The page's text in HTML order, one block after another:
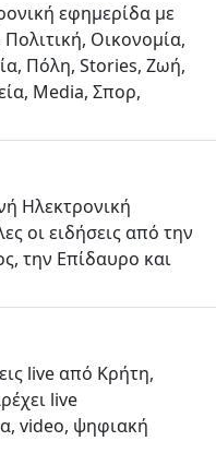
εφημερίδα με
Οικονομία,
Πόλη, Stories, Ζωή,
Media, Σπορ,
Ηλεκτρονική
οι ειδήσεις από την
την Επίδαυρο και
live από Κρήτη,
live
video, ψηφιακή